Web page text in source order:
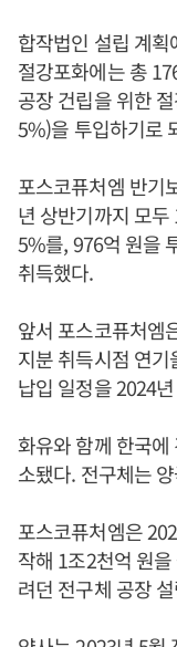
합작법인 설립 계
절강포화에는 총
공장 건립을 위한
5%)을 투입하기로
포스코퓨처엠 반기
년 상반기까지 모
5%를, 976억 원을
취득했다.
앞서 포스코퓨처엠
지분 취득시점 연
납입 일정을 2024
화유와 함께 한국
소됐다. 전구체는
포스코퓨처엠은
작해 1조2천억 원
려던 전구체 공장